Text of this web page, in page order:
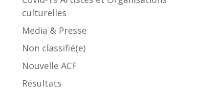
culturelles
Media & Presse
Non classifié(e)
Nouvelle ACF
Résultats